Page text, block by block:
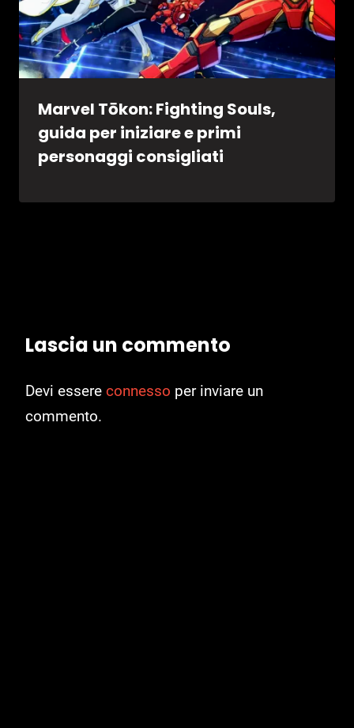
Marvel Tōkon: Fighting Souls,
guida per iniziare e primi
personaggi consigliati
Lascia un commento
Devi essere connesso per inviare un
commento.